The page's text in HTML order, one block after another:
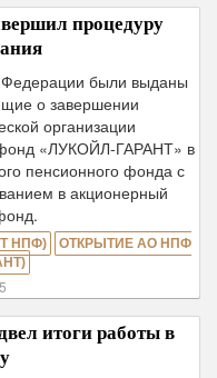
процедуру
были выданы
о завершении
организации
«ЛУКОЙЛ-ГАРАНТ» в
пенсионного фонда с
в акционерный
НПФ)
ОТКРЫТИЕ АО НПФ
итоги работы в